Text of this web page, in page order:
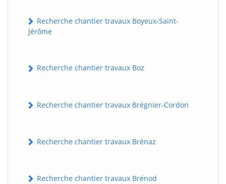
Recherche chantier travaux Boyeux-Saint-
Jérôme
Recherche chantier travaux Boz
Recherche chantier travaux Brégnier-Cordon
Recherche chantier travaux Brénaz
Recherche chantier travaux Brénod